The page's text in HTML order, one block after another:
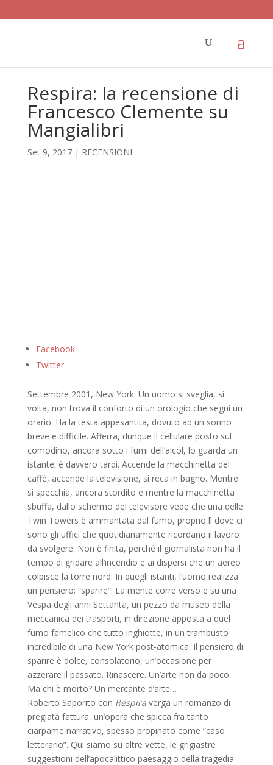
Respira: la recensione di
Francesco Clemente su
Mangialibri
Set 9, 2017| RECENSIONI
Facebook
Twitter
Settembre 2001, New York. Un uomo si sveglia, si
volta, non trova il conforto di un orologio che segni un
orario. Ha la testa appesantita, dovuto ad un sonno
breve e difficile. Afferra, dunque il cellulare posto sul
comodino, ancora sotto i fumi dell’alcol, lo guarda un
istante: è davvero tardi. Accende la macchinetta del
caffè, accende la televisione, si reca in bagno. Mentre
si specchia, ancora stordito e mentre la macchinetta
sbuffa, dallo schermo del televisore vede che una delle
Twin Towers è ammantata dal fumo, proprio lì dove ci
sono gli uffici che quotidianamente ricordano il lavoro
da svolgere. Non è finita, perché il giornalista non ha il
tempo di gridare all’incendio e ai dispersi che un aereo
colpisce la torre nord. In quegli istanti, l’uomo realizza
un pensiero: “sparire”. La mente corre verso e su una
Vespa degli anni Settanta, un pezzo da museo della
meccanica dei trasporti, in direzione apposta a quel
fumo famelico che tutto inghiotte, in un trambusto
incredibile di una New York post-atomica. Il pensiero di
sparire è dolce, consolatorio, un’occasione per
azzerare il passato. Rinascere. Un’arte non da poco.
Ma chi è morto? Un mercante d’arte…
Roberto Saporito con Respiraverga un romanzo di
pregiata fattura, un’opera che spicca fra tanto
ciarpame narrativo, spesso propinato come “caso
letterario”. Qui siamo su altre vette, le grigiastre
suggestioni dell’apocalittico paesaggio della tragedia